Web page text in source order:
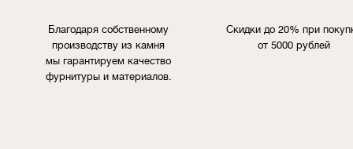
Благодаря собственному
производству из камня
мы гарантируем качество
фурнитуры и материалов.
Скидки до 20% при
от 5000 рублей